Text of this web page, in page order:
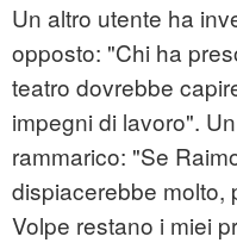
Un altro utente ha
opposto: "Chi ha
teatro dovrebbe
impegni di lavoro".
rammarico: "Se
dispiacerebbe molto,
Volpe restano i miei